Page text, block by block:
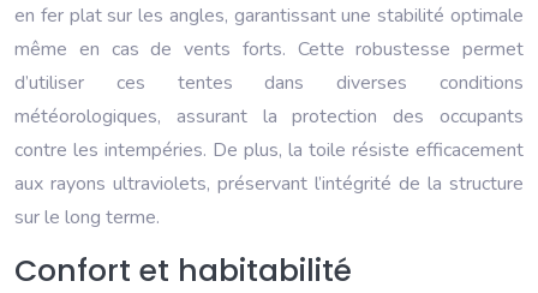
en fer plat sur les angles, garantissant une stabilité optimale
même en cas de vents forts. Cette robustesse permet
d’utiliser ces tentes dans diverses conditions
météorologiques, assurant la protection des occupants
contre les intempéries. De plus, la toile résiste efficacement
aux rayons ultraviolets, préservant l’intégrité de la structure
sur le long terme.
Confort et habitabilité